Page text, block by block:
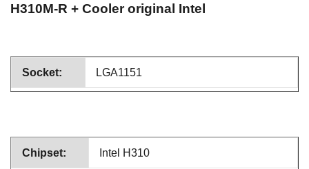
H310M-R + Cooler original Intel
Socket: LGA1151
Chipset: Intel H310